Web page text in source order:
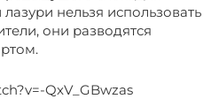
нельзя использовать
они разводятся
QxV_GBwzas